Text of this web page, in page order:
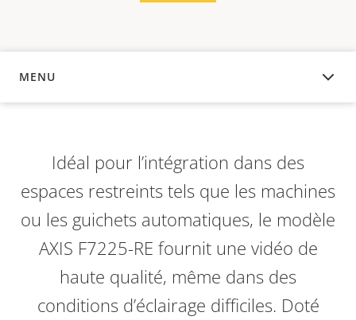
MENU
APERÇU
Idéal pour l’intégration dans des
espaces restreints tels que les machines
ou les guichets automatiques, le modèle
AXIS F7225-RE fournit une vidéo de
haute qualité, même dans des
conditions d’éclairage difficiles. Doté